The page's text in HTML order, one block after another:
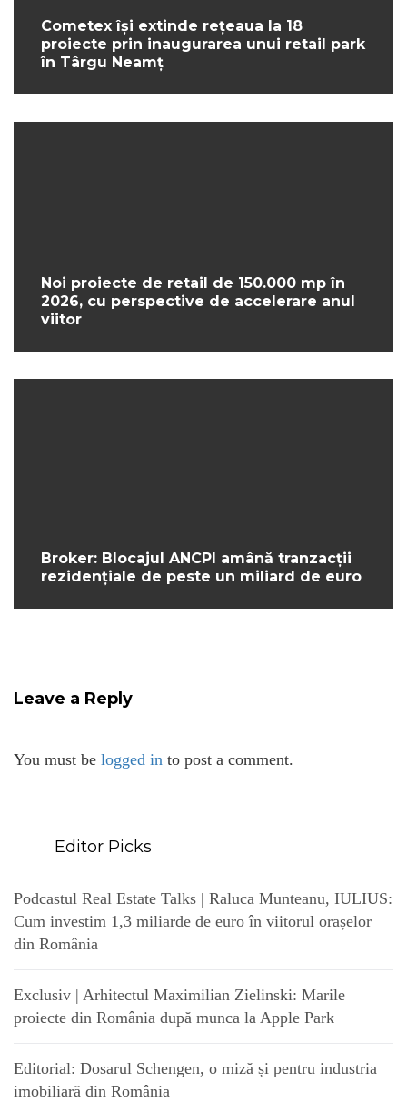
Cometex își extinde rețeaua la 18
proiecte prin inaugurarea unui retail park
în Târgu Neamț
Noi proiecte de retail de 150.000 mp în
2026, cu perspective de accelerare anul
viitor
Broker: Blocajul ANCPI amână tranzacții
rezidențiale de peste un miliard de euro
Leave a Reply
You must be logged in to post a comment.
Editor Picks
Podcastul Real Estate Talks | Raluca Munteanu, IULIUS:
Cum investim 1,3 miliarde de euro în viitorul orașelor
din România
Exclusiv | Arhitectul Maximilian Zielinski: Marile
proiecte din România după munca la Apple Park
Editorial: Dosarul Schengen, o miză și pentru industria
imobiliară din România